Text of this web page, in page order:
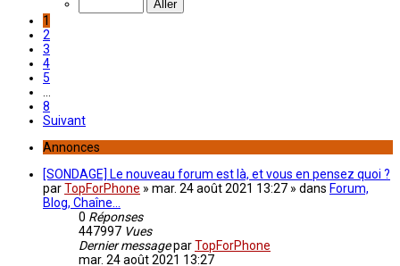
1
2
3
4
5
…
8
Suivant
Annonces
[SONDAGE] Le nouveau forum est là, et vous en pensez quoi ?
parTopForPhone » mar. 24 août 2021 13:27 » dans Forum,
Blog, Chaîne...
0 Réponses
447997 Vues
Dernier messageparTopForPhone
mar. 24 août 2021 13:27